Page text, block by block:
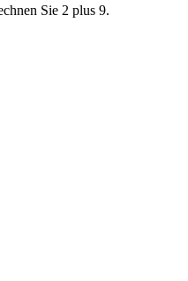
Sie 2 plus 9.